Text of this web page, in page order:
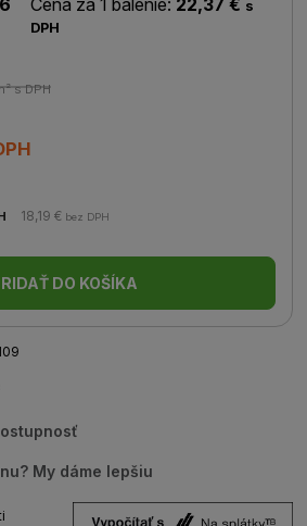
Cena za 1 balenie: 22,37 € s
DPH
s DPH
18,19 € bez DPH
DO KOŠÍKA
My dáme lepšiu